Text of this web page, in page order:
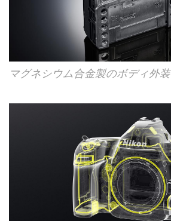
マグネシウム合金製のボディ外装